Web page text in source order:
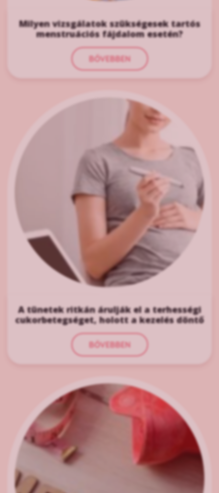
Milyen vizsgálatok szükségesek tartós
menstruációs fájdalom esetén?
BŐVEBBEN
A tünetek ritkán árulják el a terhességi
cukorbetegséget, holott a kezelés döntő
BŐVEBBEN